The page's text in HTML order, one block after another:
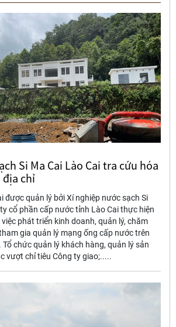
Si Ma Cai Lào Cai tra cứu hóa
chỉ
được quản lý bởi Xí nghiệp nước sạch Si
cổ phần cấp nước tỉnh Lào Cai thực hiện
phát triển kinh doanh, quản lý, chăm
gia quản lý mạng ống cấp nước trên
chức quản lý khách hàng, quản lý sản
vượt chỉ tiêu Công ty giao;.....